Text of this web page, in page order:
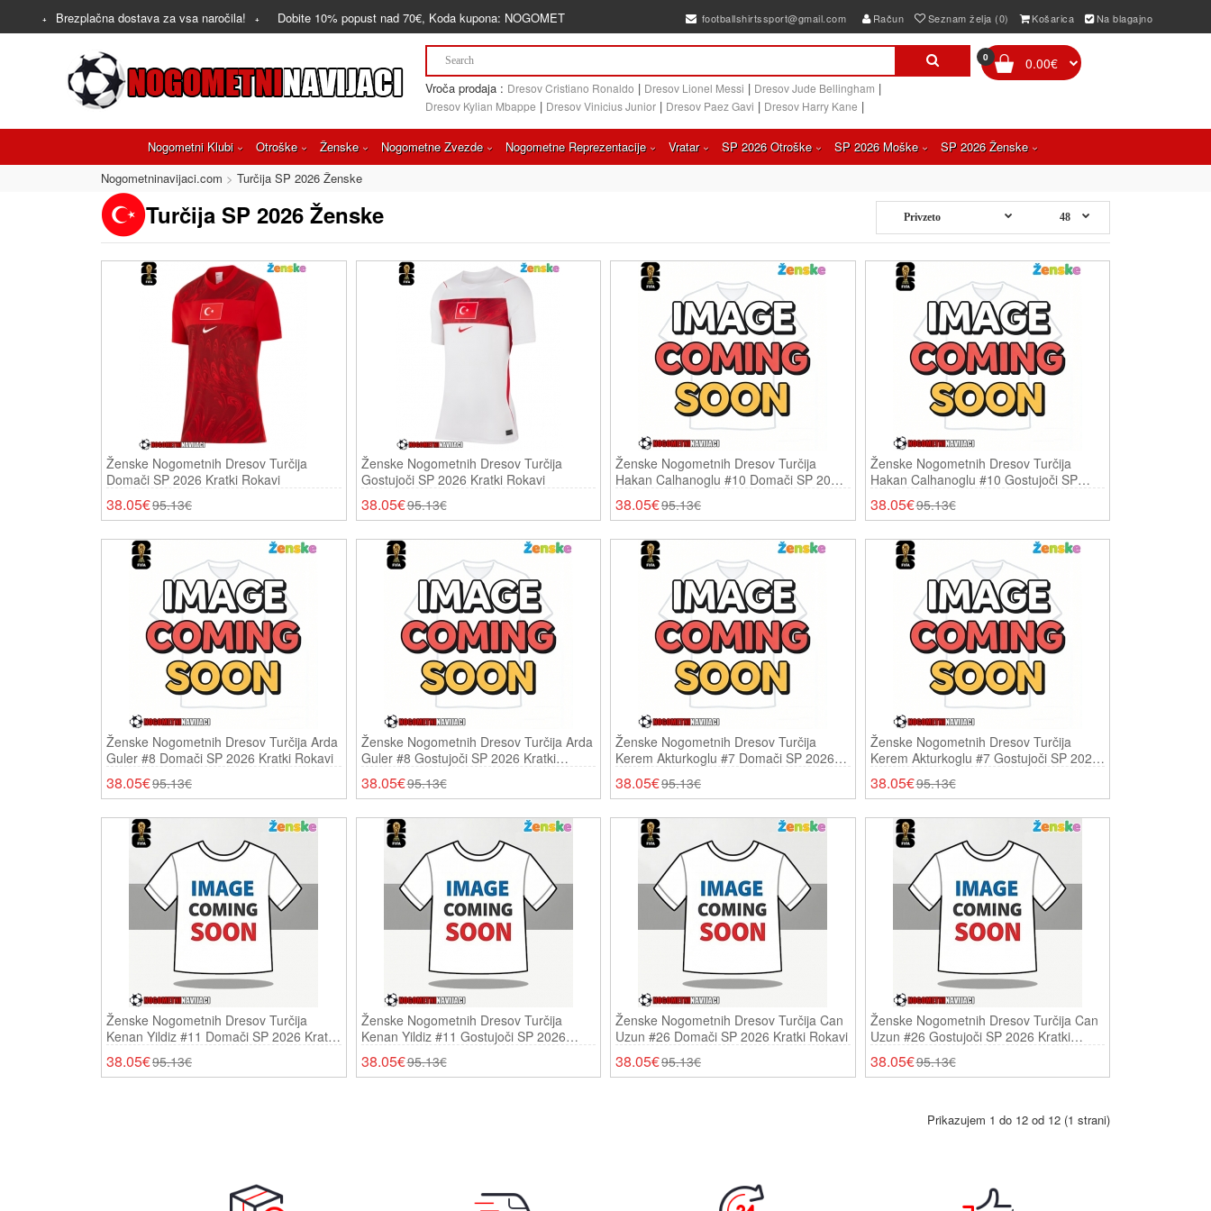
Brezplačna dostava za vsa naročila! Dobite 10% popust nad 70€, Koda kupona: NOGOMET footballshirtssport@gmail.com Račun Seznam želja (0) Košarica Na blagajno
Vroča prodaja : Dresov Cristiano Ronaldo | Dresov Lionel Messi | Dresov Jude Bellingham |
Dresov Kylian Mbappe | Dresov Vinicius Junior | Dresov Paez Gavi | Dresov Harry Kane |
0 0.00€
Nogometni Klubi Otroške Ženske Nogometne Zvezde Nogometne Reprezentacije Vratar SP 2026 Otroške SP 2026 Moške
SP 2026 Ženske
Nogometninavijaci.com
Turčija SP 2026 Ženske
Turčija SP 2026 Ženske
Ženske Nogometnih Dresov Turčija
Domači SP 2026 Kratki Rokavi
38.05€95.13€
Ženske Nogometnih Dresov Turčija
Gostujoči SP 2026 Kratki Rokavi
38.05€95.13€
Ženske Nogometnih Dresov Turčija
Hakan Calhanoglu #10 Domači SP 2026
Kratki Rokavi
38.05€95.13€
Ženske Nogometnih Dresov Turčija
Hakan Calhanoglu #10 Gostujoči SP
2026 Kratki Rokavi
38.05€95.13€
Ženske Nogometnih Dresov Turčija Arda
Guler #8 Domači SP 2026 Kratki Rokavi
38.05€95.13€
Ženske Nogometnih Dresov Turčija Arda
Guler #8 Gostujoči SP 2026 Kratki
Rokavi
38.05€95.13€
Ženske Nogometnih Dresov Turčija
Kerem Akturkoglu #7 Domači SP 2026
Kratki Rokavi
38.05€95.13€
Ženske Nogometnih Dresov Turčija
Kerem Akturkoglu #7 Gostujoči SP 2026
Kratki Rokavi
38.05€95.13€
Ženske Nogometnih Dresov Turčija
Kenan Yildiz #11 Domači SP 2026 Kratki
Rokavi
38.05€95.13€
Ženske Nogometnih Dresov Turčija
Kenan Yildiz #11 Gostujoči SP 2026
Kratki Rokavi
38.05€95.13€
Ženske Nogometnih Dresov Turčija Can
Uzun #26 Domači SP 2026 Kratki Rokavi
38.05€95.13€
Ženske Nogometnih Dresov Turčija Can
Uzun #26 Gostujoči SP 2026 Kratki
Rokavi
38.05€95.13€
Prikazujem 1 do 12 od 12 (1 strani)